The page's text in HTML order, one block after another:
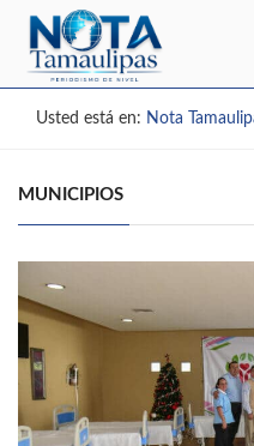
Usted está en: Nota
MUNICIPIOS